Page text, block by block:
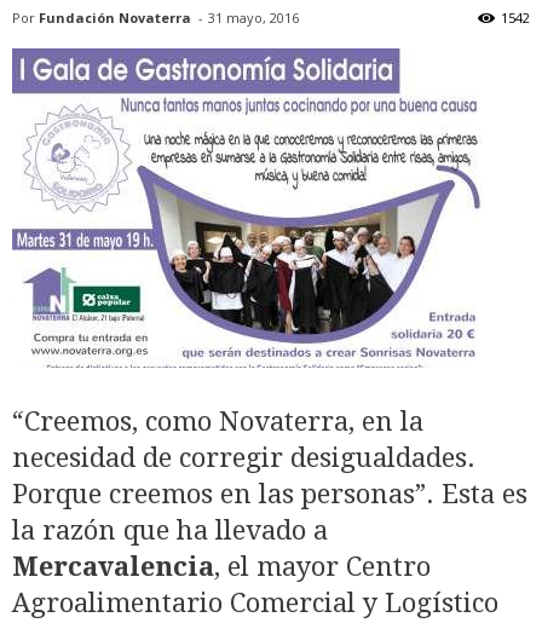
Por Fundación Novaterra - 31 mayo, 2016 1542
“Creemos, como Novaterra, en la
necesidad de corregir desigualdades.
Porque creemos en las personas”. Esta es
la razón que ha llevado a
Mercavalencia, el mayor Centro
Agroalimentario Comercial y Logístico